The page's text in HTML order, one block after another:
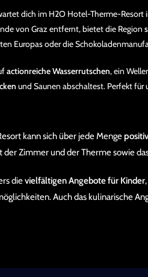
dich im H2O Hotel-Therme-Resort
von Graz entfernt, bietet die Region
Europas oder die
actionreiche Wasserrutschen, ein
und Saunen abschaltest. Perfekt
kann sich über jede Menge
der Zimmer und der Therme sowie
dievielfältigen Angebote für Kinder
Auch das kulinarische